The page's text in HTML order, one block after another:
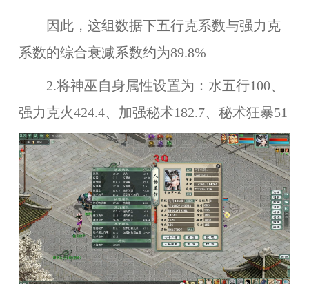
因此，这组数据下五行克系数与强力克
系数的综合衰减系数约为89.8%
2.将神巫自身属性设置为：水五行100、
强力克火424.4、加强秘术182.7、秘术狂暴51